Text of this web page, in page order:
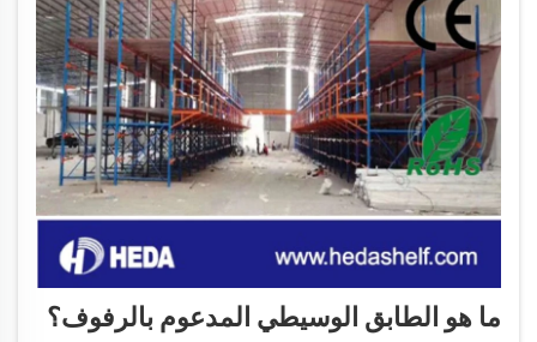
ما هو الطابق الوسيطي المدعوم بالرفوف؟